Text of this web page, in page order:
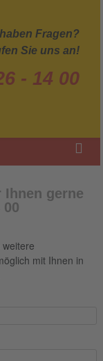
Fragen?
Sie uns an!
- 14 00
Ihnen gerne
00
mit Ihnen in